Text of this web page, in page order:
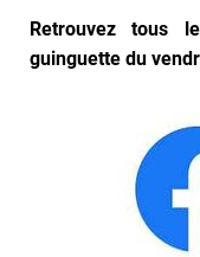
Retrouvez tous
guinguette du